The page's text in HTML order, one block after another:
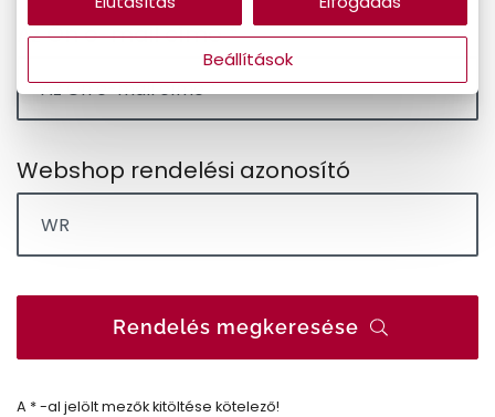
Az Ön e-mail címe *
Webshop rendelési azonosító
Rendelés megkeresése
A * -al jelölt mezők kitöltése kötelező!
Beállítások